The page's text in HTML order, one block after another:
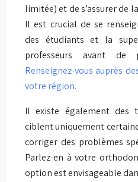
limitée) et de s’assurer de
Il est crucial de se
des étudiants et la
professeurs avant de
Renseignez-vous auprès
votre région.
Il existe également des
ciblent uniquement
corriger des problèmes
Parlez-en à votre
option est envisageable